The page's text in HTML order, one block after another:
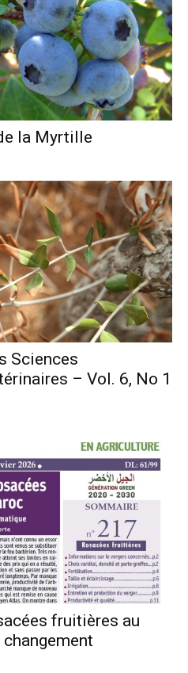
la Myrtille
Sciences
– Vol. 6, No 1
fruitières au
changement